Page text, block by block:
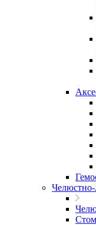
Челюстно-